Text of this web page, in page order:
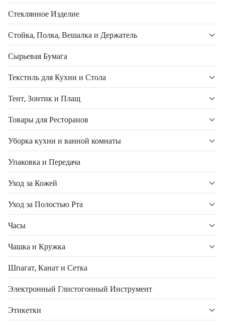
Стеклянное Изделие
Стойка, Полка, Вешалка и Держатель
Сырьевая Бумага
Текстиль для Кухни и Стола
Тент, Зонтик и Плащ
Товары для Ресторанов
Уборка кухни и ванной комнаты
Упаковка и Передача
Уход за Кожей
Уход за Полостью Рта
Часы
Чашка и Кружка
Шпагат, Канат и Сетка
Электронный Глистогонный Инструмент
Этикетки